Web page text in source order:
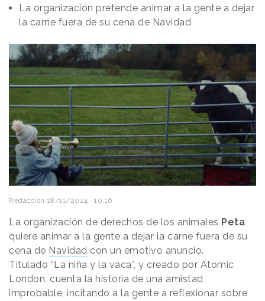
La organización pretende animar a la gente a dejar
la carne fuera de su cena de Navidad
Redacción 18/11/2024 · 10:16
La organización de derechos de los animales Peta
quiere animar a la gente a dejar la carne fuera de su
cena de Navidad con un emotivo anuncio.
Titulado “La niña y la vaca”, y creado por Atomic
London, cuenta la historia de una amistad
improbable, incitando a la gente a reflexionar sobre